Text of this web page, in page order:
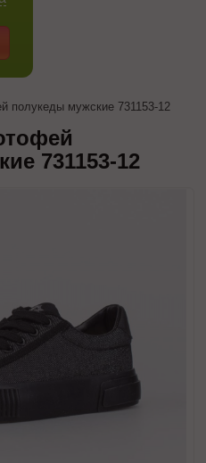
полукеды мужские 731153-12
731153-12